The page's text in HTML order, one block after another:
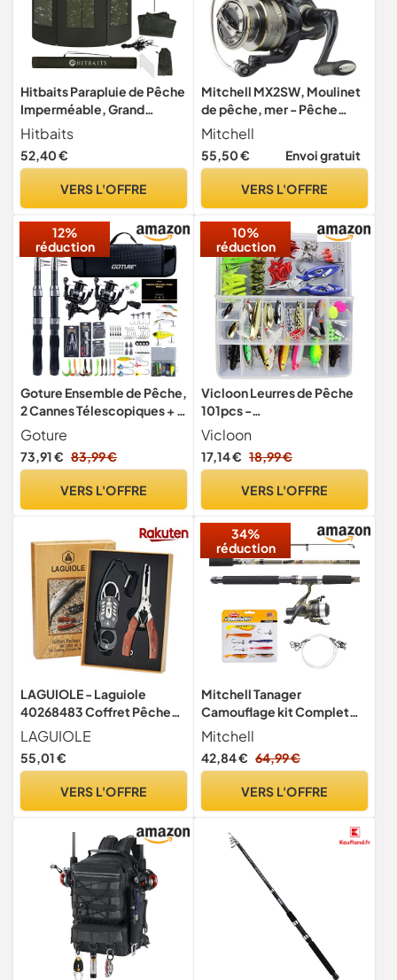
Hitbaits Parapluie de Pêche
Imperméable, Grand
Parapluie, Résistant au
Vent, Accessoires de
Pêche, Facile à Monter,
avec Fenêtres et Capuche
Hitbaits
52,40 €
VERS L'OFFRE
Mitchell MX2SW, Moulinet
de pêche, mer - Pêche
côtière/de près, Le
Moulinet de pêche en mer
idéal pour Une Large
Design résistant à la
et Or, 4000
Mitchell
55,50 € Envoi gratuit
VERS L'OFFRE
12%
réduction
Goture Ensemble de Pêche,
2 Cannes Télescopiques + 2
Moulinets 5,2:1 + Sac
Goture
73,91 € 83,99 €
VERS L'OFFRE
10%
réduction
Vicloon Leurres de Pêche
101pcs -
Spinnerbaits,Plastique
vers,Minnow,Popper,Crayo
n en Métal Dur
Crochets - Kit d'appâts
Vicloon
17,14 € 18,99 €
VERS L'OFFRE
LAGUIOLE - Laguiole
40268483 Coffret Pêcheur
contenant une Pince (22
cm) et un Crochet en Acier
Inoxydable avec Manche en
LAGUIOLE
55,01 €
VERS L'OFFRE
34%
réduction
Mitchell Tanager
Camouflage kit Complet
Canne et Moulinet avec Fil
et leurres prêt à pêcher Le
Sandre, Le brochet et la
prédateur. Disponible en kit
2.1m
Mitchell
42,84 € 64,99 €
VERS L'OFFRE